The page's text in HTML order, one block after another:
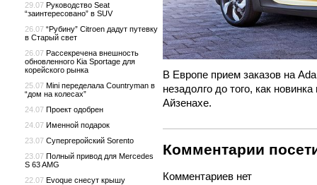
В Европе прием заказов на
незадолго до того, как
Айзенахе.
Комментарии
Комментариев нет
29.07 Руководство Seat
“заинтересовано” в SUV
26.07 “Рубину” Citroen дадут путевку
в Старый свет
26.07 Рассекречена внешность
обновленного Kia Sportage для
корейского рынка
25.07 Mini переделала Countryman в
“дом на колесах”
24.07 Проект одобрен
24.07 Именной подарок
23.07 Супергеройский Sorento
23.07 Полный привод для Mercedes
S 63 AMG
22.07 Evoque снесут крышу